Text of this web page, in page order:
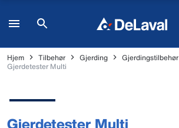
Hjem Tilbehør Gjerding Gjerdingstilbehør
Gjerdetester Multi